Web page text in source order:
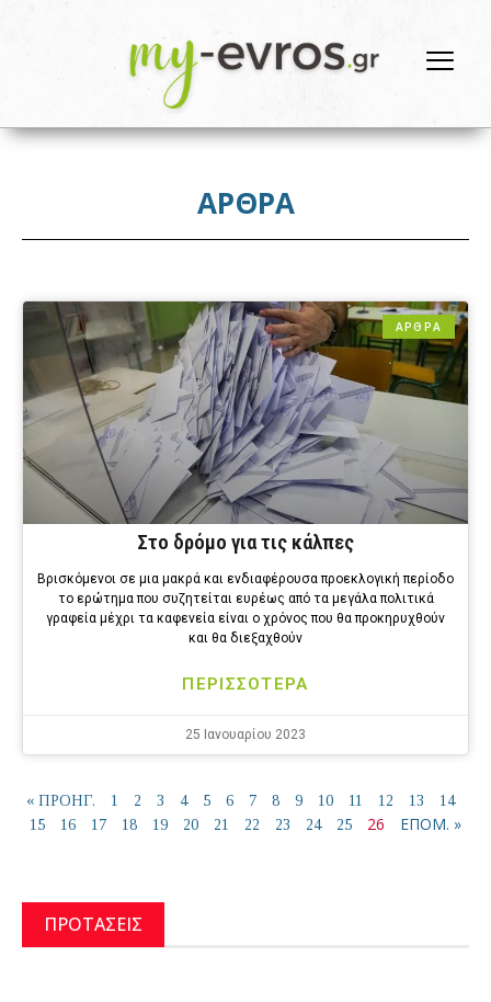
ΑΡΘΡΑ
ΑΡΘΡΑ
Στο δρόμο για τις κάλπες
Βρισκόμενοι σε μια μακρά και ενδιαφέρουσα προεκλογική περίοδο
το ερώτημα που συζητείται ευρέως από τα μεγάλα πολιτικά
γραφεία μέχρι τα καφενεία είναι ο χρόνος που θα προκηρυχθούν
και θα διεξαχθούν
ΠΕΡΙΣΣΟΤΕΡΑ
25 Ιανουαρίου 2023
« ΠΡΟΗΓ. 1 2 3 4 5 6 7 8 9 10 11 12 13
14
15
16 17 18 19 20 21 22 23 24 25 26 ΕΠΟΜ. »
ΠΡΟΤΑΣΕΙΣ